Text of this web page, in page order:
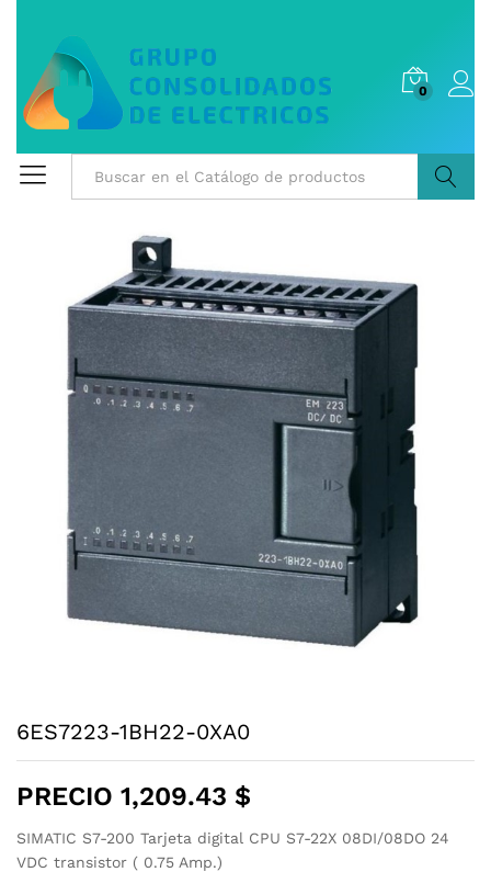
0
6ES7223-1BH22-0XA0
PRECIO 1,209.43 $
SIMATIC S7-200 Tarjeta digital CPU S7-22X 08DI/08DO 24
VDC transistor ( 0.75 Amp.)